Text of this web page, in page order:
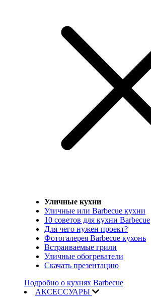
Уличные кухни
Уличные или Barbecue кухни
10 советов для кухни Barbecue
Для чего нужен проект?
Фотогалерея Barbecue кухонь
Встраиваемые грили
Уличные обогреватели
Скачать презентацию
Подробно о кухнях Barbecue
АКСЕССУАРЫ